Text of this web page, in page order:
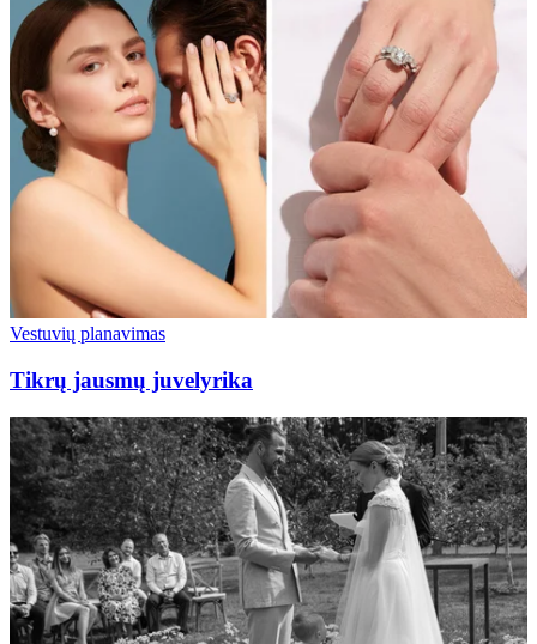
Vestuvių planavimas
Tikrų jausmų juvelyrika